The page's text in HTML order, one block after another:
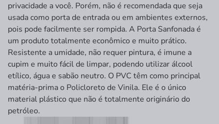
privacidade a você. Porém, não é recomendada que seja
usada como porta de entrada ou em ambientes externos,
pois pode facilmente ser rompida. A Porta Sanfonada é
um produto totalmente econômico e muito prático.
Resistente a umidade, não requer pintura, é imune a
cupim e muito fácil de limpar, podendo utilizar álcool
etílico, água e sabão neutro. O PVC têm como principal
matéria-prima o Policloreto de Vinila. Ele é o único
material plástico que não é totalmente originário do
petróleo.